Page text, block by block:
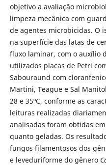
objetivo a avaliação
limpeza mecânica com
de agentes microbicidas. O
na superfície das latas de
fluxo laminar, com o auxílio
utilizados placas de Petri
Sabouraund com
Martini, Teague e Sal
28 e 35ºC, conforme as
leituras realizadas
analisadas foram obtidas
quanto geladas. Os
fungos filamentosos dos
e leveduriforme do gênero